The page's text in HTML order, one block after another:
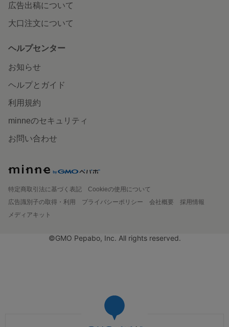
広告出稿について
大口注文について
ヘルプセンター
お知らせ
ヘルプとガイド
利用規約
minneのセキュリティ
お問い合わせ
特定商取引法に基づく表記
Cookieの使用について
広告識別子の取得・利用
プライバシーポリシー 会社概要
採用情報
メディアキット
©GMO Pepabo, Inc. All rights reserved.